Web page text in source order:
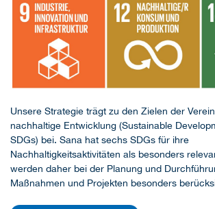
Unsere Strategie trägt zu den Zielen der
nachhaltige Entwicklung (Sustainable
SDGs) bei. Sana hat sechs SDGs für ihre
Nachhaltigkeitsaktivitäten als besonders
werden daher bei der Planung und
Maßnahmen und Projekten besonders